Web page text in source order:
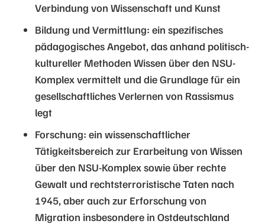
Verbindung von Wissenschaft und Kunst
Bildung und Vermittlung: ein spezifisches
pädagogisches Angebot, das anhand politisch-
kultureller Methoden Wissen über den NSU-
Komplex vermittelt und die Grundlage für ein
gesellschaftliches Verlernen von Rassismus
legt
Forschung: ein wissenschaftlicher
Tätigkeitsbereich zur Erarbeitung von Wissen
über den NSU-Komplex sowie über rechte
Gewalt und rechtsterroristische Taten nach
1945, aber auch zur Erforschung von
Migration insbesondere in Ostdeutschland